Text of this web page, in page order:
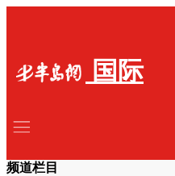
国际
频道栏目